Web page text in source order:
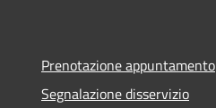
Prenotazione appuntamento
Segnalazione disservizio